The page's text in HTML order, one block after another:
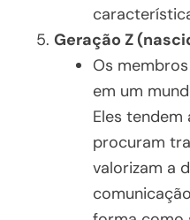
Geração Z
Os
em um
Eles tendem
procuram
valorizam a